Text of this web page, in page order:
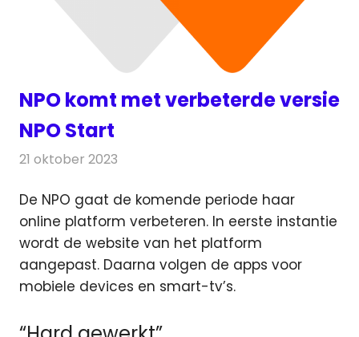
NPO komt met verbeterde versie
NPO Start
21 oktober 2023
De NPO gaat de komende periode haar
online platform verbeteren. In eerste instantie
wordt de website van het platform
aangepast. Daarna volgen de apps voor
mobiele devices en smart-tv’s.